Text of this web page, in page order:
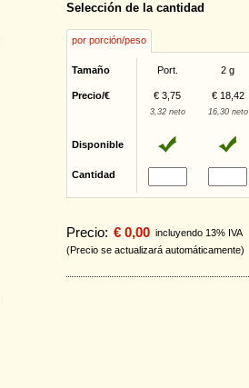
Selección de la cantidad
por porción/peso
Tamaño Port. 2 g
Precio/€ € 3,75 € 18,42
3,32 neto 16,30 neto
Disponible
Cantidad
Precio: € 0,00 incluyendo 13% IVA
(Precio se actualizará automáticamente)